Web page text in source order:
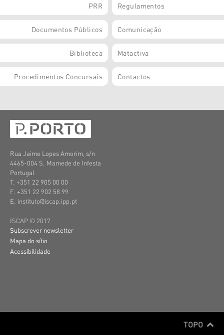
PRR Regulamentos
Documentos Públicos Comunicação
Biblioteca Matactiva
Procedimentos Concursais Contactos
Rua Jaime Lopes Amorim, s/n
4465-004 S. Mamede de Infesta
Portugal
T. +351 22 905 00 00
F. +351 22 902 58 99
E. instituto@iscap.ipp.pt
ISCAP © 2017
Subscrever newsletter
Mapa do sítio
Acessibilidade
TOPO